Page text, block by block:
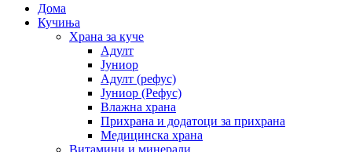
Дома
Кучиња
Храна за куче
Адулт
Јуниор
Адулт (рефус)
Јуниор (Рефус)
Влажна храна
Прихрана и додатоци за прихрана
Медицинска храна
Витамини и минерали